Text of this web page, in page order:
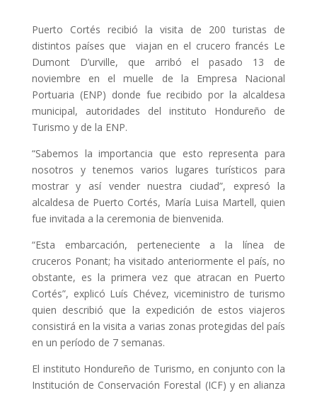
Puerto Cortés recibió la visita de 200 turistas de
distintos países que viajan en el crucero francés Le
Dumont D’urville, que arribó el pasado 13 de
noviembre en el muelle de la Empresa Nacional
Portuaria (ENP) donde fue recibido por la alcaldesa
municipal, autoridades del instituto Hondureño de
Turismo y de la ENP.
“Sabemos la importancia que esto representa para
nosotros y tenemos varios lugares turísticos para
mostrar y así vender nuestra ciudad”, expresó la
alcaldesa de Puerto Cortés, María Luisa Martell, quien
fue invitada a la ceremonia de bienvenida.
“Esta embarcación, perteneciente a la línea de
cruceros Ponant; ha visitado anteriormente el país, no
obstante, es la primera vez que atracan en Puerto
Cortés”, explicó Luís Chévez, viceministro de turismo
quien describió que la expedición de estos viajeros
consistirá en la visita a varias zonas protegidas del país
en un período de 7 semanas.
El instituto Hondureño de Turismo, en conjunto con la
Institución de Conservación Forestal (ICF) y en alianza